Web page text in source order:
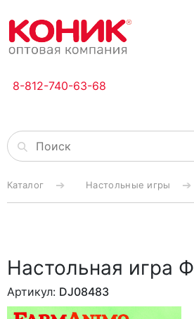
8-812-740-63-68
Каталог Настольные игры
Настольная игра
Артикул: DJ08483